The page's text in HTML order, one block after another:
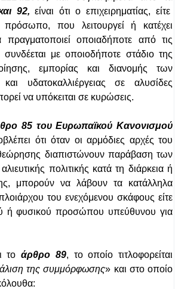
92,είναι ότι ο επιχειρηματίας, είτε
πρόσωπο, που λειτουργεί ή κατέχει
πραγματοποιεί οποιαδήποτε από τις
με οποιοδήποτε στάδιο της
εμπορίας και διανομής των
υδατοκαλλιέργειας σε αλυσίδες
να υπόκειται σε κυρώσεις.
85 του Ευρωπαϊκού Κανονισμού
ότι όταν οι αρμόδιες αρχές του
διαπιστώνουν παράβαση των
πολιτικής κατά τη διάρκεια ή
μπορούν να λάβουν τα κατάλληλα
του ενεχόμενου σκάφους είτε
ή φυσικού προσώπου υπεύθυνου για
τοάρθρο 89, το οποίο τιτλοφορείται
της συμμόρφωσης» και στο οποίο